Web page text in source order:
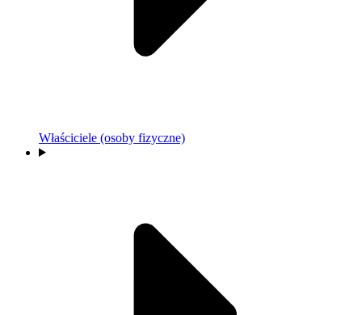
Właściciele (osoby fizyczne)